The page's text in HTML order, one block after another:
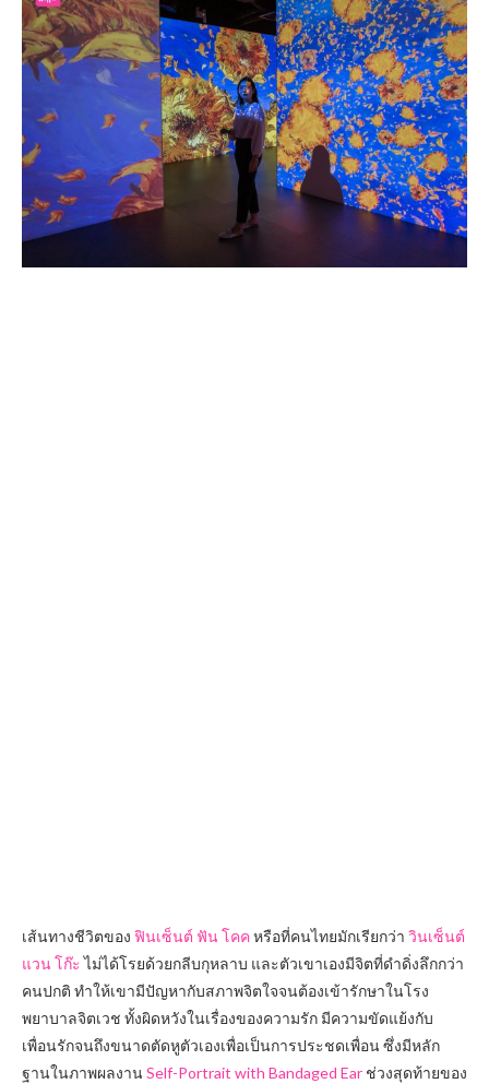
เส้นทางชีวิตของ ฟินเซ็นต์ ฟัน โคคหรือที่คนไทยมักเรียกว่า วินเซ็นต์
แวน โก๊ะไม่ได้โรยด้วยกลีบกุหลาบ และตัวเขาเองมีจิตที่ดำดิ่งลึกกว่า
คนปกติ ทำให้เขามีปัญหากับสภาพจิตใจจนต้องเข้ารักษาในโรง
พยาบาลจิตเวช ทั้งผิดหวังในเรื่องของความรัก มีความขัดแย้งกับ
เพื่อนรักจนถึงขนาดตัดหูตัวเองเพื่อเป็นการประชดเพื่อน ซึ่งมีหลัก
ฐานในภาพผลงานSelf-Portrait with Bandaged Ear ช่วงสุดท้ายของ